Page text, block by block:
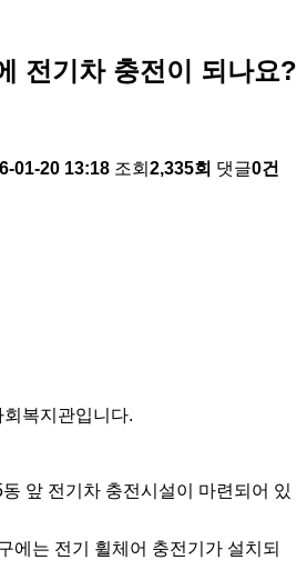
전기차 충전이 되나요?
01-20 13:18 조회 2,335회 댓글0건
복지관입니다.
앞 전기차 충전시설이 마련되어 있
에는 전기 휠체어 충전기가 설치되